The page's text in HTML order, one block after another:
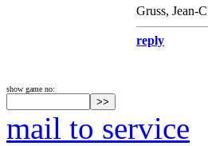
Gruss, Jean-
reply
show game no:
mail to service